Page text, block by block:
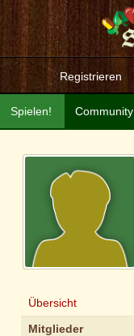
Registrieren
Community
Spielen!
Übersicht
Mitglieder